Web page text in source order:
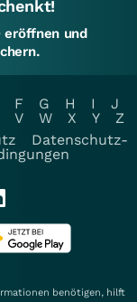
eröffnen und
F G H I
J
V W X Y
Z
Datenschutz-
benötigen, hilft